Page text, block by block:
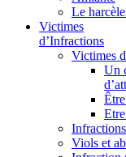
Le
Victimes
d’Infractions
Victimes
Un
Viols et